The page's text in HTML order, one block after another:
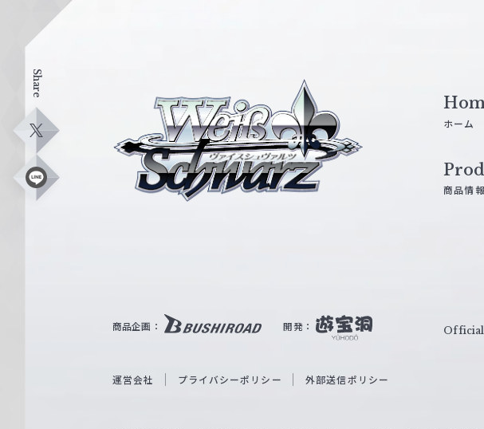
Share
X
L
ス
W
i
ホーム
商品情報
商品企画： 開発： Official
運営会社 プライバシーポリシー 外部送信ポリシー